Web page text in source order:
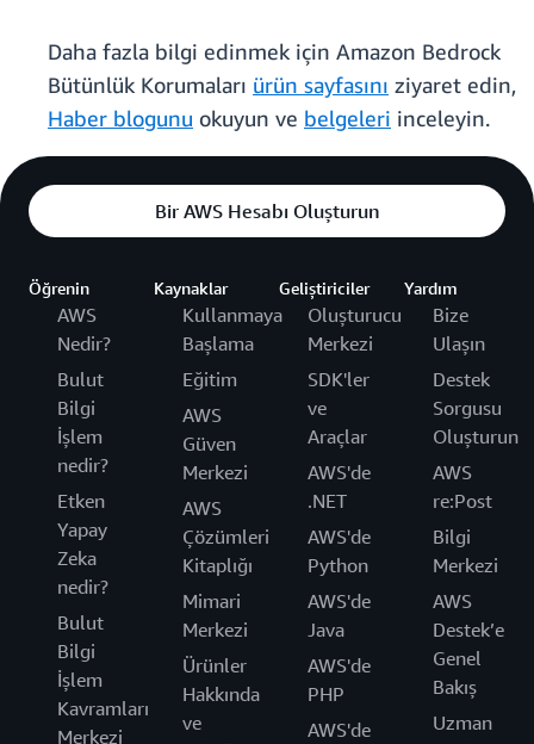
Daha fazla bilgi edinmek için Amazon Bedrock
Bütünlük Korumaları ürün sayfasını ziyaret edin,
Haber blogunu okuyun ve belgeleri inceleyin.
Bir AWS Hesabı Oluşturun
Öğrenin
AWS
Nedir?
Bulut
Bilgi
İşlem
nedir?
Etken
Yapay
Zeka
nedir?
Bulut
Bilgi
İşlem
Kavramları
Merkezi
Kaynaklar
Kullanmaya
Başlama
Eğitim
AWS
Güven
Merkezi
AWS
Çözümleri
Kitaplığı
Mimari
Merkezi
Ürünler
Hakkında
ve
Geliştiriciler
Oluşturucu
Merkezi
SDK'ler
ve
Araçlar
AWS'de
.NET
AWS'de
Python
AWS'de
Java
AWS'de
PHP
AWS'de
Yardım
Bize
Ulaşın
Destek
Sorgusu
Oluşturun
AWS
re:Post
Bilgi
Merkezi
AWS
Destek’e
Genel
Bakış
Uzman